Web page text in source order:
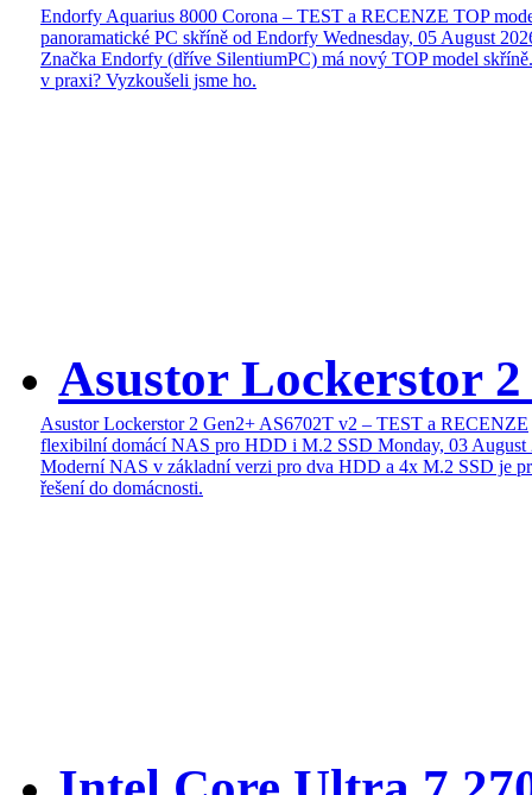
Endorfy Aquarius 8000 Corona – TEST a RECENZE TOP
panoramatické PC skříně od Endorfy Wednesday, 05 August
Značka Endorfy (dříve SilentiumPC) má nový TOP model
v praxi? Vyzkoušeli jsme ho.
Asustor Lockerstor
Asustor Lockerstor 2 Gen2+ AS6702T v2 – TEST a RECENZE
flexibilní domácí NAS pro HDD i M.2 SSD Monday, 03 August
Moderní NAS v základní verzi pro dva HDD a 4x M.2 SSD je
řešení do domácnosti.